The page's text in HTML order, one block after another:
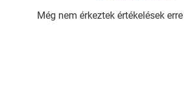
Még nem érkeztek értékelések